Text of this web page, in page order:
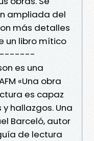
ampliada del
más detalles
un libro mítico
es una
«Una obra
es capaz
hallazgos. Una
Barceló, autor
de lectura